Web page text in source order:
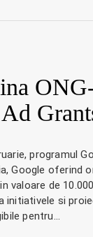
programul
Google oferind
valoare de
initiativele si
pentru…